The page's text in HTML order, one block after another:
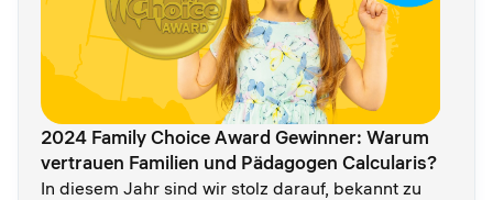
2024 Family Choice Award Gewinner: Warum
vertrauen Familien und Pädagogen Calcularis?
In diesem Jahr sind wir stolz darauf, bekannt zu